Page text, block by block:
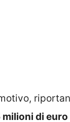
di